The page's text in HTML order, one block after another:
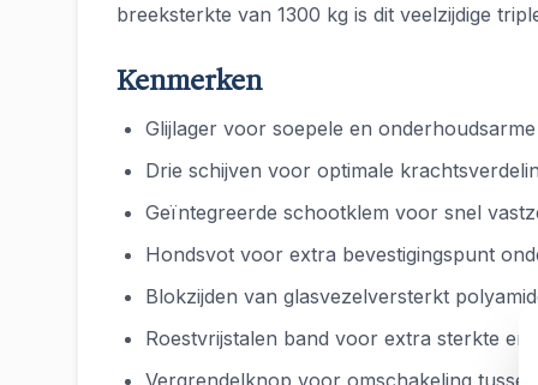
breeksterkte van 1300 kg is dit veelzijdige
Kenmerken
Glijlager voor soepele en
Drie schijven voor optimale
Geïntegreerde schootklem voor snel
Hondsvot voor extra bevestigingspunt
Blokzijden van glasvezelversterkt
Roestvrijstalen band voor extra sterkte en
Vergrendelknop voor omschakeling